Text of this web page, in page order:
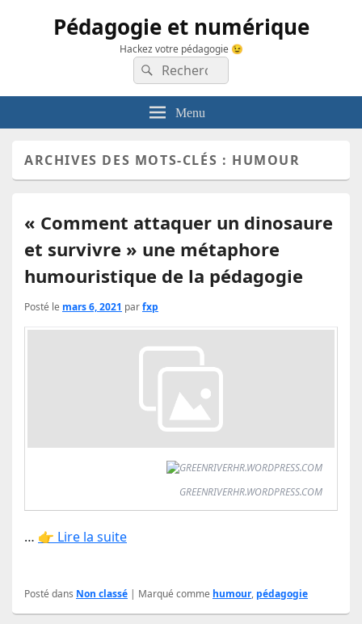
Pédagogie et numérique
Hackez votre pédagogie 😉
Recherche :
Rechercher
Menu
ARCHIVES DES MOTS-CLÉS : HUMOUR
« Comment attaquer un dinosaure
et survivre » une métaphore
humouristique de la pédagogie
Posté le mars 6, 2021 parfxp
GREENRIVERHR.WORDPRESS.COM
… 👉 Lire la suite
Posté dans Non classé | Marqué comme humour, pédagogie